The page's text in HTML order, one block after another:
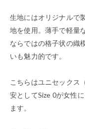
生地にはオリジナルで
地を使用。薄手で軽量
ならではの格子状の織
いも魅力的です。
こちらはユニセックス
安としてSize 0が女性
ます。